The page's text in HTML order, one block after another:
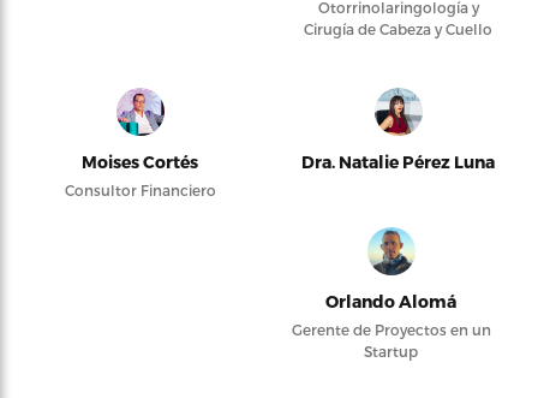
Otorrinolaringología y
Cirugía de Cabeza y Cuello
Moises Cortés
Consultor Financiero
Dra. Natalie Pérez Luna
Orlando Alomá
Gerente de Proyectos en un
Startup